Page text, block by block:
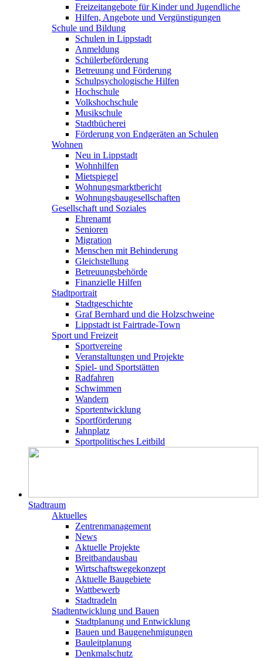
Freizeitangebote für Kinder und Jugendliche
Hilfen, Angebote und Vergünstigungen
Schule und Bildung
Schulen in Lippstadt
Anmeldung
Schülerbeförderung
Betreuung und Förderung
Schulpsychologische Hilfen
Hochschule
Volkshochschule
Musikschule
Stadtbücherei
Förderung von Endgeräten an Schulen
Wohnen
Neu in Lippstadt
Wohnhilfen
Mietspiegel
Wohnungsmarktbericht
Wohnungsbaugesellschaften
Gesellschaft und Soziales
Ehrenamt
Senioren
Migration
Menschen mit Behinderung
Gleichstellung
Betreuungsbehörde
Finanzielle Hilfen
Stadtportrait
Stadtgeschichte
Graf Bernhard und die Holzschweine
Lippstadt ist Fairtrade-Town
Sport und Freizeit
Sportvereine
Veranstaltungen und Projekte
Spiel- und Sportstätten
Radfahren
Schwimmen
Wandern
Sportentwicklung
Sportförderung
Jahnplatz
Sportpolitisches Leitbild
Stadtraum
Aktuelles
Zentrenmanagement
News
Aktuelle Projekte
Breitbandausbau
Wirtschaftswegekonzept
Aktuelle Baugebiete
Wattbewerb
Stadtradeln
Stadtentwicklung und Bauen
Stadtplanung und Entwicklung
Bauen und Baugenehmigungen
Bauleitplanung
Denkmalschutz